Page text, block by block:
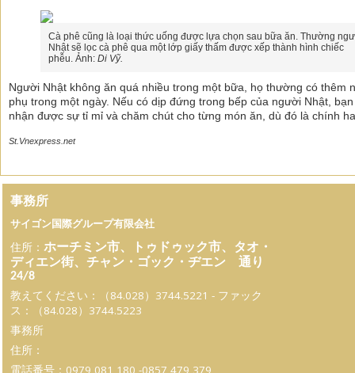
Cà phê cũng là loại thức uống được lựa chọn sau bữa ăn. Thường
Nhật sẽ lọc cà phê qua một lớp giấy thấm được xếp thành hình chiếc
phễu. Ảnh: Di Vỹ.
Người Nhật không ăn quá nhiều trong một bữa, họ thường có thêm
phụ trong một ngày. Nếu có dịp đứng trong bếp của người Nhật,
nhận được sự tỉ mỉ và chăm chút cho từng món ăn, dù đó là chính
St.Vnexpress.net
事務所
サイゴン国際グループ有限会社
住所： ホーチミン市、トゥドゥック市、タオ・
ディエン街、チャン・ゴック・ヂエン 通り
24/8
教えてください：（84.028）3744.5221 - ファック
ス：（84.028）3744.5223
事務所
住所：
電話番号：0979 081 180 -0857 479 379